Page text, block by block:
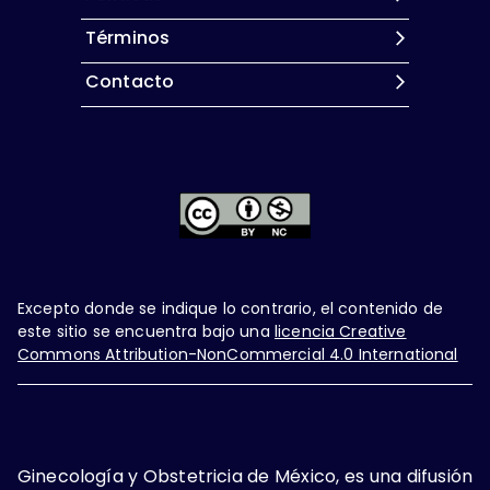
Términos
Contacto
Excepto donde se indique lo contrario, el contenido de
este sitio se encuentra bajo una licencia Creative
Commons Attribution-NonCommercial 4.0 International
Ginecología y Obstetricia de México, es una difusión